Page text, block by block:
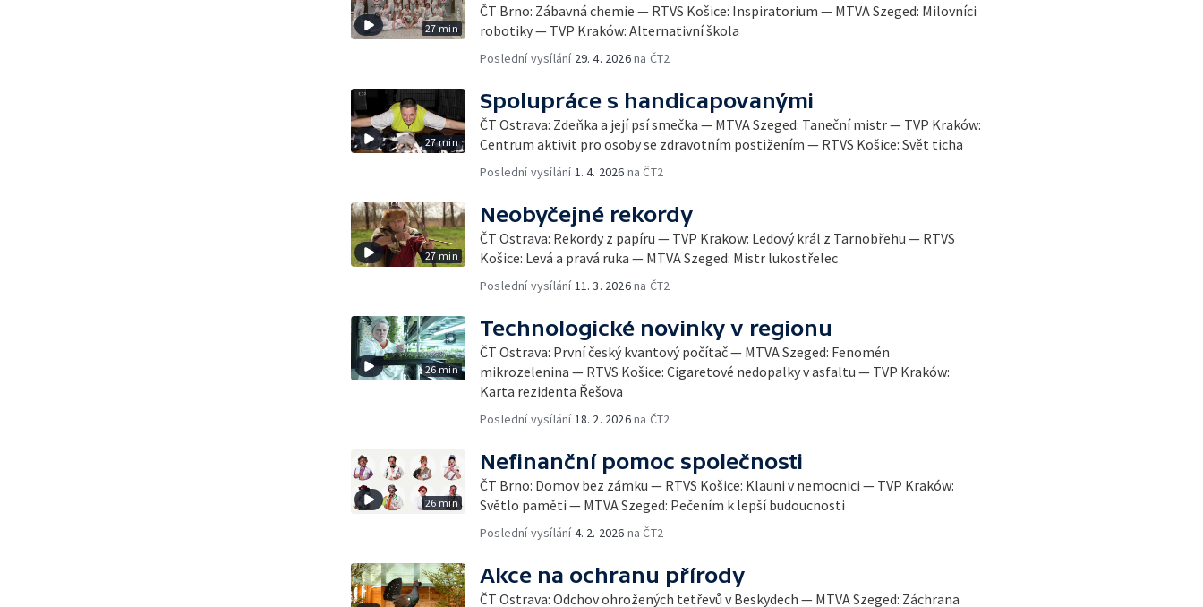
27 min
ČT Brno: Zábavná chemie — RTVS Košice: Inspiratorium — MTVA Szeged: Milovníci
robotiky — TVP Kraków: Alternativní škola
Poslední vysílání 29. 4. 2026na ČT2
27 min
Spolupráce s handicapovanými
ČT Ostrava: Zdeňka a její psí smečka — MTVA Szeged: Taneční mistr — TVP Kraków:
Centrum aktivit pro osoby se zdravotním postižením — RTVS Košice: Svět ticha
Poslední vysílání 1. 4. 2026 na ČT2
27 min
Neobyčejné rekordy
ČT Ostrava: Rekordy z papíru — TVP Krakow: Ledový král z Tarnobřehu — RTVS
Košice: Levá a pravá ruka — MTVA Szeged: Mistr lukostřelec
Poslední vysílání 11. 3. 2026na ČT2
26 min
Technologické novinky v regionu
ČT Ostrava: První český kvantový počítač — MTVA Szeged: Fenomén
mikrozelenina — RTVS Košice: Cigaretové nedopalky v asfaltu — TVP Kraków:
Karta rezidenta Řešova
Poslední vysílání 18. 2. 2026na ČT2
26 min
Nefinanční pomoc společnosti
ČT Brno: Domov bez zámku — RTVS Košice: Klauni v nemocnici — TVP Kraków:
Světlo paměti — MTVA Szeged: Pečením k lepší budoucnosti
Poslední vysílání4. 2. 2026 na ČT2
Akce na ochranu přírody
ČT Ostrava: Odchov ohrožených tetřevů v Beskydech — MTVA Szeged: Záchrana